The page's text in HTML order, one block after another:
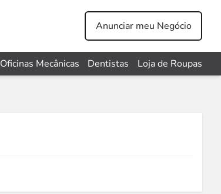
Anunciar meu Negócio
Oficinas Mecânicas Dentistas Loja de Roupas